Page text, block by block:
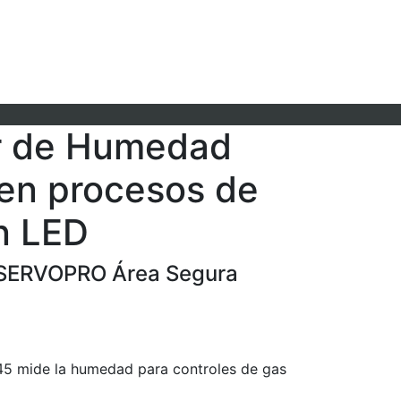
Humedad
procesos de
LED
Área Segura
mide la humedad para controles de gas